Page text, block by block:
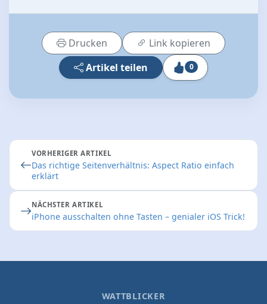
Drucken
Link kopieren
Artikel teilen
0
VORHERIGER ARTIKEL
Das richtige Seitenverhältnis: Aspect Ratio einfach
erklärt
NÄCHSTER ARTIKEL
iPhone ausschalten ohne Tasten – genialer iOS Trick!
WATTBLICKER